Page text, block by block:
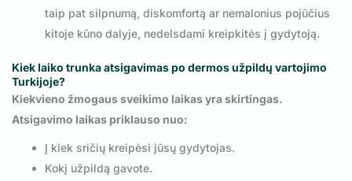
taip pat silpnumą, diskomfortą ar nemalonius pojūčius
kitoje kūno dalyje, nedelsdami kreipkitės į gydytoją.
Kiek laiko trunka atsigavimas po dermos užpildų vartojimo
Turkijoje?
Kiekvieno žmogaus sveikimo laikas yra skirtingas.
Atsigavimo laikas priklauso nuo:
Į kiek sričių kreipėsi jūsų gydytojas.
Kokį užpildą gavote.